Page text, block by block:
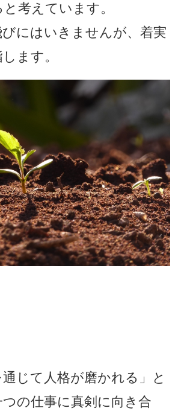
考えています。
にはいきませんが、着実
ます。
じて人格が磨かれる」と
の仕事に真剣に向き合